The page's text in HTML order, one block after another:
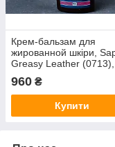
Крем-бальзам для
жированной шкіри,
Greasy Leather (0713),
кол.середньо-
(37)
960 ₴
Купити